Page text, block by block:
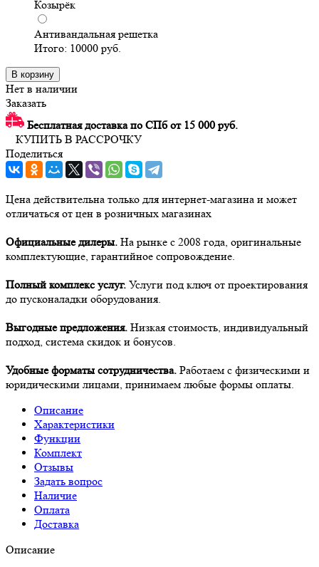
Козырёк
Антивандальная решетка
Итого: 10000 руб.
В корзину
Нет в наличии
Заказать
Бесплатная доставка по СПб от 15 000 руб.
КУПИТЬ В РАССРОЧКУ
Поделиться
Цена действительна только для интернет-магазина и может
отличаться от цен в розничных магазинах
Официальные дилеры. На рынке с 2008 года, оригинальные
комплектующие, гарантийное сопровождение.
Полный комплекс услуг. Услуги под ключ от проектирования
до пусконаладки оборудования.
Выгодные предложения. Низкая стоимость, индивидуальный
подход, система скидок и бонусов.
Удобные форматы сотрудничества. Работаем с физическими и
юридическими лицами, принимаем любые формы оплаты.
Описание
Характеристики
Функции
Комплект
Отзывы
Задать вопрос
Наличие
Оплата
Доставка
Описание